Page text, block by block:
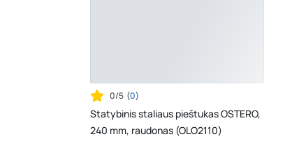
0/5 (0)
Statybinis staliaus pieštukas OSTERO,
240 mm, raudonas (OLO2110)